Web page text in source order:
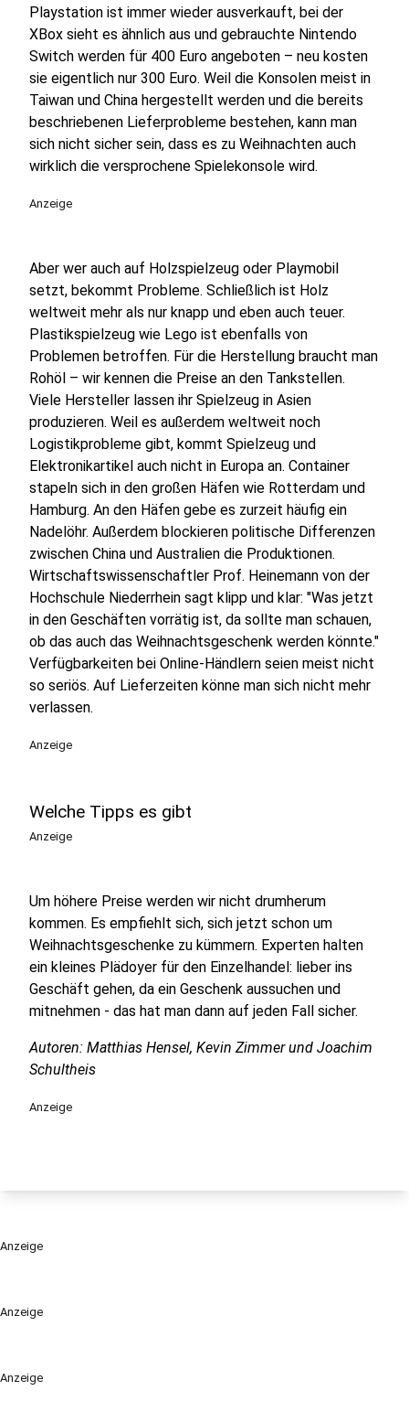
Anzeige
Anzeige
Playstation ist immer wieder ausverkauft, bei der
XBox sieht es ähnlich aus und gebrauchte Nintendo
Switch werden für 400 Euro angeboten – neu kosten
sie eigentlich nur 300 Euro. Weil die Konsolen meist in
Taiwan und China hergestellt werden und die bereits
beschriebenen Lieferprobleme bestehen, kann man
sich nicht sicher sein, dass es zu Weihnachten auch
wirklich die versprochene Spielekonsole wird.
Anzeige
Aber wer auch auf Holzspielzeug oder Playmobil
setzt, bekommt Probleme. Schließlich ist Holz
weltweit mehr als nur knapp und eben auch teuer.
Plastikspielzeug wie Lego ist ebenfalls von
Problemen betroffen. Für die Herstellung braucht man
Rohöl – wir kennen die Preise an den Tankstellen.
Viele Hersteller lassen ihr Spielzeug in Asien
produzieren. Weil es außerdem weltweit noch
Logistikprobleme gibt, kommt Spielzeug und
Elektronikartikel auch nicht in Europa an. Container
stapeln sich in den großen Häfen wie Rotterdam und
Hamburg. An den Häfen gebe es zurzeit häufig ein
Nadelöhr. Außerdem blockieren politische Differenzen
zwischen China und Australien die Produktionen.
Wirtschaftswissenschaftler Prof. Heinemann von der
Hochschule Niederrhein sagt klipp und klar: "Was jetzt
in den Geschäften vorrätig ist, da sollte man schauen,
ob das auch das Weihnachtsgeschenk werden könnte."
Verfügbarkeiten bei Online-Händlern seien meist nicht
so seriös. Auf Lieferzeiten könne man sich nicht mehr
verlassen.
Anzeige
Welche Tipps es gibt
Anzeige
Um höhere Preise werden wir nicht drumherum
kommen. Es empfiehlt sich, sich jetzt schon um
Weihnachtsgeschenke zu kümmern. Experten halten
ein kleines Plädoyer für den Einzelhandel: lieber ins
Geschäft gehen, da ein Geschenk aussuchen und
mitnehmen - das hat man dann auf jeden Fall sicher.
Autoren: Matthias Hensel, Kevin Zimmer und Joachim
Schultheis
Anzeige
Anzeige